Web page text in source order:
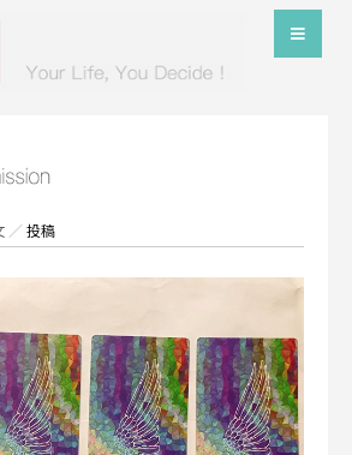
／投稿